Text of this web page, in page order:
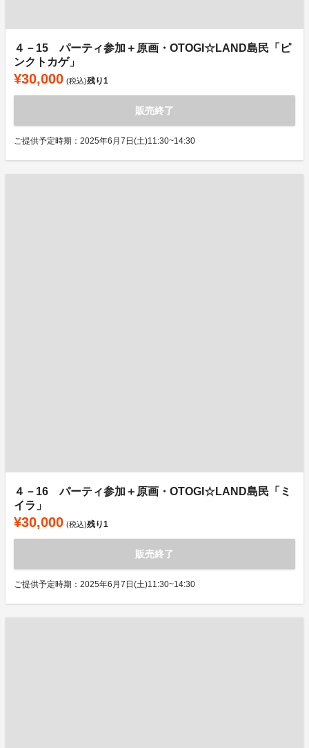
４－15 パーティ参加＋原画・OTOGI☆LAND島民「ピ
ンクトカゲ」
¥30,000 (税込)残り1
販売終了
ご提供予定時期：2025年6月7日(土)11:30~14:30
４－16 パーティ参加＋原画・OTOGI☆LAND島民「ミ
イラ」
¥30,000 (税込)残り1
販売終了
ご提供予定時期：2025年6月7日(土)11:30~14:30